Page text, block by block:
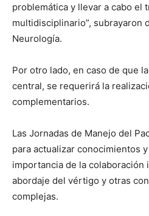
problemática y llevar a cabo el
multidisciplinario”, subrayaron
Neurología.
Por otro lado, en caso de que
central, se requerirá la
complementarios.
Las Jornadas de Manejo del
para actualizar conocimientos
importancia de la
abordaje del vértigo y otras
complejas.